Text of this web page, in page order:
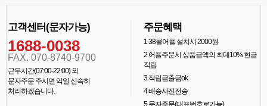
고객센터(문자가능)
1688-0038
FAX. 070-8740-9700
근무시간(07:00-22:00) 외
문자주문 주시면 익일 신속히
처리하겠습니다.
주문혜택
1 38콜어플 설치시 2000원
2어플주문시 상품금액의 최대10% 현금
적립
3적립금출금ok
4배송사진전송
5문자주문(대표번호로가능)